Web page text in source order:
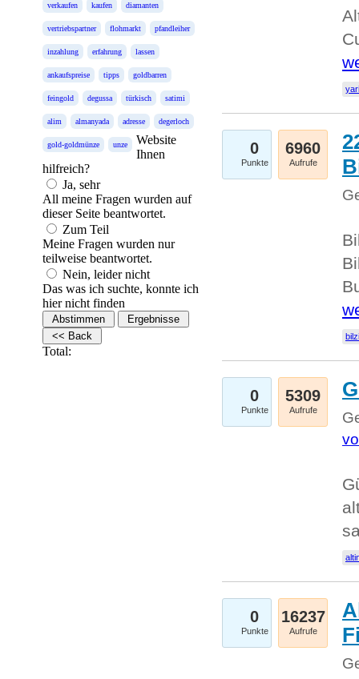
verkaufen kaufen diamanten
vertriebspartner flohmarkt pfandleiher
inzahlung erfahrung lassen
ankaufspreise tipps goldbarren
feingold degussa türkisch satimi
alim almanyada adresse degerloch
gold-goldmünze unze
Website
Ihnen
hilfreich?
Ja, sehr
All meine Fragen wurden auf
dieser Seite beantwortet.
Zum Teil
Meine Fragen wurden nur
teilweise beantwortet.
Nein, leider nicht
Das was ich suchte, konnte ich
hier nicht finden
Total:
0
Punkte
6960
Aufrufe
0
Punkte
5309
Aufrufe
0
Punkte
16237
Aufrufe